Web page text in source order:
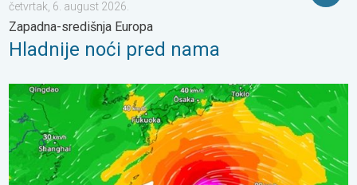
četvrtak, 6. august 2026.
Zapadna-središnja Europa
Hladnije noći pred nama
Japan se priprema za tajfun Dolphin. Strah od klizišta. . .